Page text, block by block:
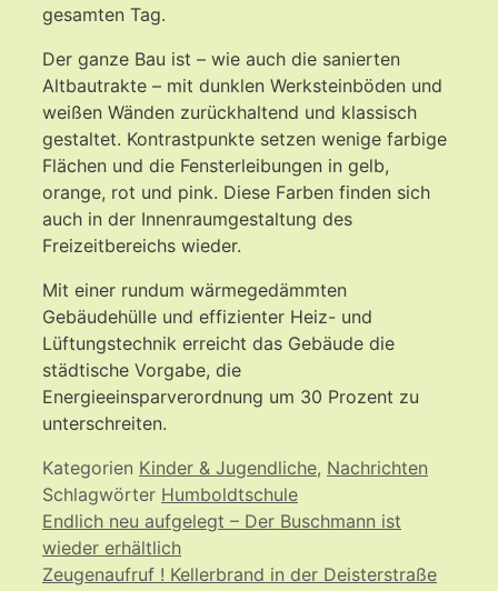
gesamten Tag.
Der ganze Bau ist – wie auch die sanierten
Altbautrakte – mit dunklen Werksteinböden und
weißen Wänden zurückhaltend und klassisch
gestaltet. Kontrastpunkte setzen wenige farbige
Flächen und die Fensterleibungen in gelb,
orange, rot und pink. Diese Farben finden sich
auch in der Innenraumgestaltung des
Freizeitbereichs wieder.
Mit einer rundum wärmegedämmten
Gebäudehülle und effizienter Heiz- und
Lüftungstechnik erreicht das Gebäude die
städtische Vorgabe, die
Energieeinsparverordnung um 30 Prozent zu
unterschreiten.
Kategorien Kinder & Jugendliche, Nachrichten
Schlagwörter Humboldtschule
Endlich neu aufgelegt – Der Buschmann ist
wieder erhältlich
Zeugenaufruf ! Kellerbrand in der Deisterstraße